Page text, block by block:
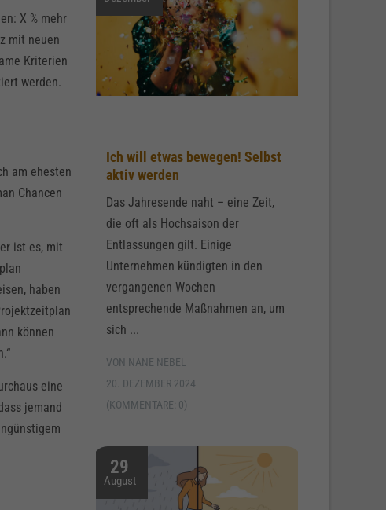
X % mehr
mit neuen
Kriterien
werden.
am ehesten
Chancen
ist es, mit
haben
können
eine
jemand
Ich will etwas bewegen! Selbst
aktiv werden
Das Jahresende naht – eine Zeit,
die oft als Hochsaison der
Entlassungen gilt. Einige
Unternehmen kündigten in den
vergangenen Wochen
entsprechende Maßnahmen an, um
sich ...
VON NANE NEBEL
20. DEZEMBER 2024
(KOMMENTARE: 0)
29
August